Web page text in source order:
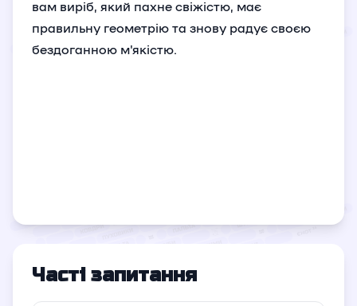
вам виріб, який пахне свіжістю, має
правильну геометрію та знову радує своєю
бездоганною м'якістю.
Часті запитання